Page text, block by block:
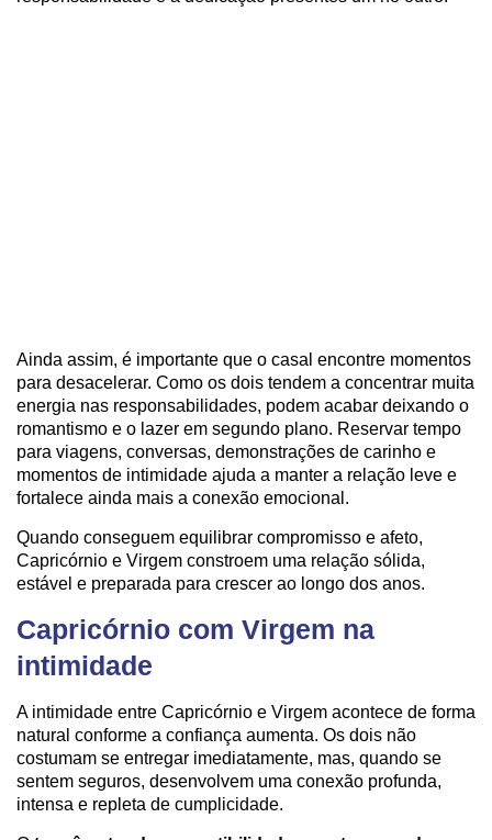
Ainda assim, é importante que o casal encontre momentos
para desacelerar. Como os dois tendem a concentrar muita
energia nas responsabilidades, podem acabar deixando o
romantismo e o lazer em segundo plano. Reservar tempo
para viagens, conversas, demonstrações de carinho e
momentos de intimidade ajuda a manter a relação leve e
fortalece ainda mais a conexão emocional.
Quando conseguem equilibrar compromisso e afeto,
Capricórnio e Virgem constroem uma relação sólida,
estável e preparada para crescer ao longo dos anos.
Capricórnio com Virgem na
intimidade
A intimidade entre Capricórnio e Virgem acontece de forma
natural conforme a confiança aumenta. Os dois não
costumam se entregar imediatamente, mas, quando se
sentem seguros, desenvolvem uma conexão profunda,
intensa e repleta de cumplicidade.